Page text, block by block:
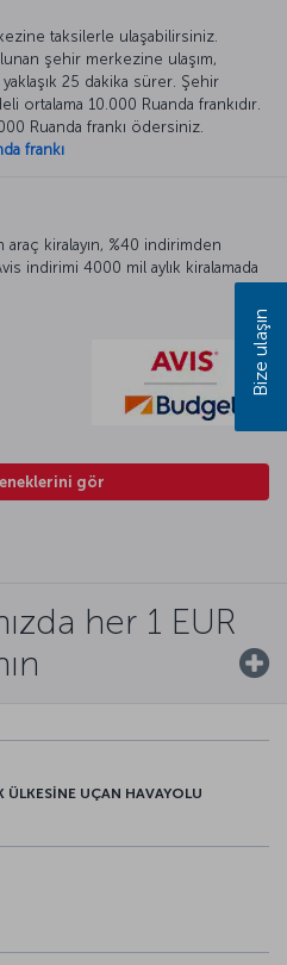
taksilerle ulaşabilirsiniz.
şehir merkezine ulaşım,
25 dakika sürer. Şehir
ortalama 10.000 Ruanda frankıdır.
Ruanda frankı ödersiniz.
frankı
araç kiralayın, %40 indirimden
indirimi 4000 mil aylık kiralamada
gör
her 1 EUR
ÜLKESİNE UÇAN HAVAYOLU
Bize ulaşın